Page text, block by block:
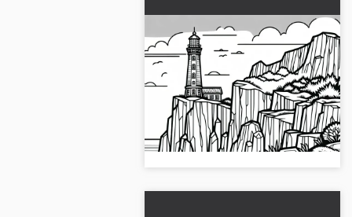
Uçurumda Fener resmi
Boyama Sayfası Ücretsiz
Şimdi cliff üzerindeki bir deniz
fenerinin ücretsiz boyama
sayfasını al. Boyamak için ideal,
hemen indir!...